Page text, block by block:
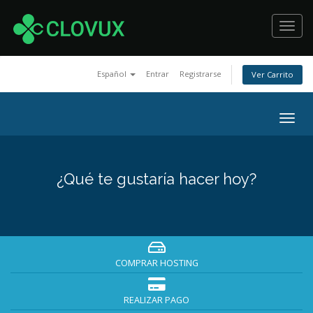
Español Entrar Registrarse Ver Carrito
¿Qué te gustaría hacer hoy?
COMPRAR HOSTING
REALIZAR PAGO